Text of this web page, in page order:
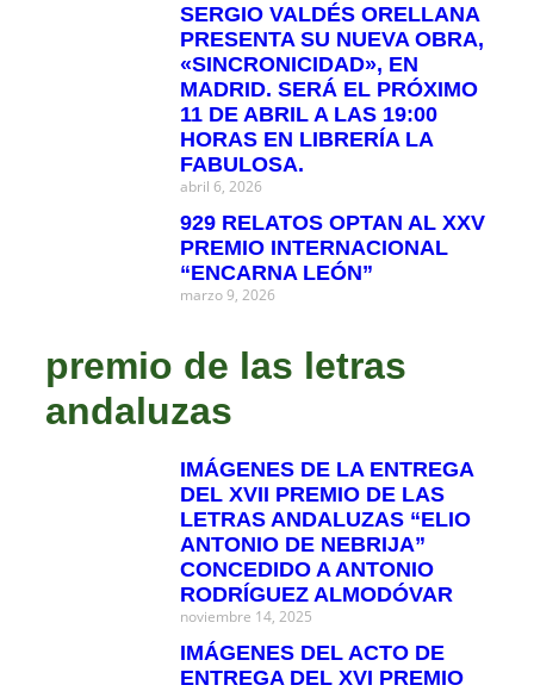
SERGIO VALDÉS ORELLANA
PRESENTA SU NUEVA OBRA,
«SINCRONICIDAD», EN
MADRID. SERÁ EL PRÓXIMO
11 DE ABRIL A LAS 19:00
HORAS EN LIBRERÍA LA
FABULOSA.
abril 6, 2026
929 RELATOS OPTAN AL XXV
PREMIO INTERNACIONAL
“ENCARNA LEÓN”
marzo 9, 2026
premio de las letras
andaluzas
IMÁGENES DE LA ENTREGA
DEL XVII PREMIO DE LAS
LETRAS ANDALUZAS “ELIO
ANTONIO DE NEBRIJA”
CONCEDIDO A ANTONIO
RODRÍGUEZ ALMODÓVAR
noviembre 14, 2025
IMÁGENES DEL ACTO DE
ENTREGA DEL XVI PREMIO